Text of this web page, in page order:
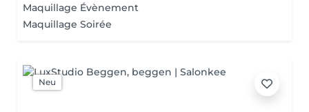
Maquillage Évènement
Maquillage Soirée
Neu